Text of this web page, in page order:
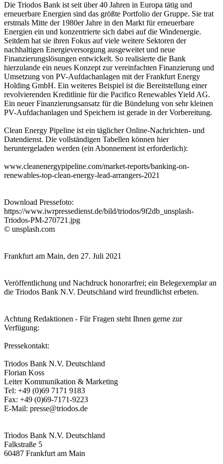
Die Triodos Bank ist seit über 40 Jahren in Europa tätig und
erneuerbare Energien sind das größte Portfolio der Gruppe. Sie trat
erstmals Mitte der 1980er Jahre in den Markt für erneuerbare
Energien ein und konzentrierte sich dabei auf die Windenergie.
Seitdem hat sie ihren Fokus auf viele weitere Sektoren der
nachhaltigen Energieversorgung ausgeweitet und neue
Finanzierungslösungen entwickelt. So realisierte die Bank
hierzulande ein neues Konzept zur vereinfachten Finanzierung und
Umsetzung von PV-Aufdachanlagen mit der Frankfurt Energy
Holding GmbH. Ein weiteres Beispiel ist die Bereitstellung einer
revolvierenden Kreditlinie für die Pacifico Renewables Yield AG.
Ein neuer Finanzierungsansatz für die Bündelung von sehr kleinen
PV-Aufdachanlagen und Speichern ist gerade in der Vorbereitung.
Clean Energy Pipeline ist ein täglicher Online-Nachrichten- und
Datendienst. Die vollständigen Tabellen können hier
heruntergeladen werden (ein Abonnement ist erforderlich):
www.cleanenergypipeline.com/market-reports/banking-on-
renewables-top-clean-energy-lead-arrangers-2021
Download Pressefoto:
https://www.iwrpressedienst.de/bild/triodos/9f2db_unsplash-
Triodos-PM-270721.jpg
© unsplash.com
Frankfurt am Main, den 27. Juli 2021
Veröffentlichung und Nachdruck honorarfrei; ein Belegexemplar an
die Triodos Bank N.V. Deutschland wird freundlichst erbeten.
Achtung Redaktionen - Für Fragen steht Ihnen gerne zur
Verfügung:
Pressekontakt:
Triodos Bank N.V. Deutschland
Florian Koss
Leiter Kommunikation & Marketing
Tel: +49 (0)69 7171 9183
Fax: +49 (0)69-7171-9223
E-Mail: presse@triodos.de
Triodos Bank N.V. Deutschland
Falkstraße 5
60487 Frankfurt am Main